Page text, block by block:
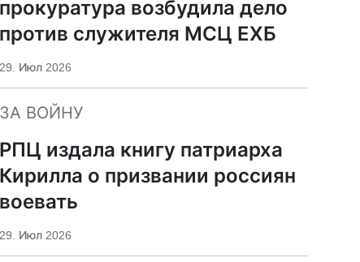
прокуратура возбудила дело
против служителя МСЦ ЕХБ
29. Июл 2026
ЗА ВОЙНУ
РПЦ издала книгу патриарха
Кирилла о призвании россиян
воевать
29. Июл 2026